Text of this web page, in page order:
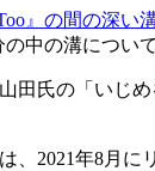
』の間の深い
中の溝につい
氏の「いじ
2021年8月に